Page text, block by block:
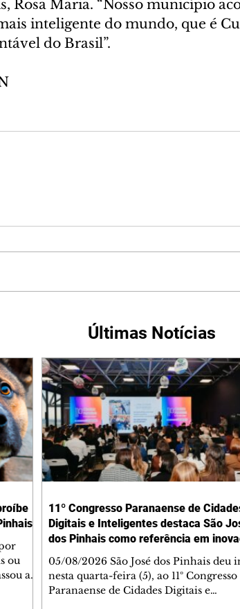
Rosa Maria. “Nosso município
inteligente do mundo, que é
do Brasil”.
Últimas Notícias
ou
a
11º Congresso Paranaense de
Digitais e Inteligentes destaca São
dos Pinhais como referência em
05/08/2026 São José dos Pinhais deu
nesta quarta-feira (5), ao 11º Congresso
Paranaense de Cidades Digitais e